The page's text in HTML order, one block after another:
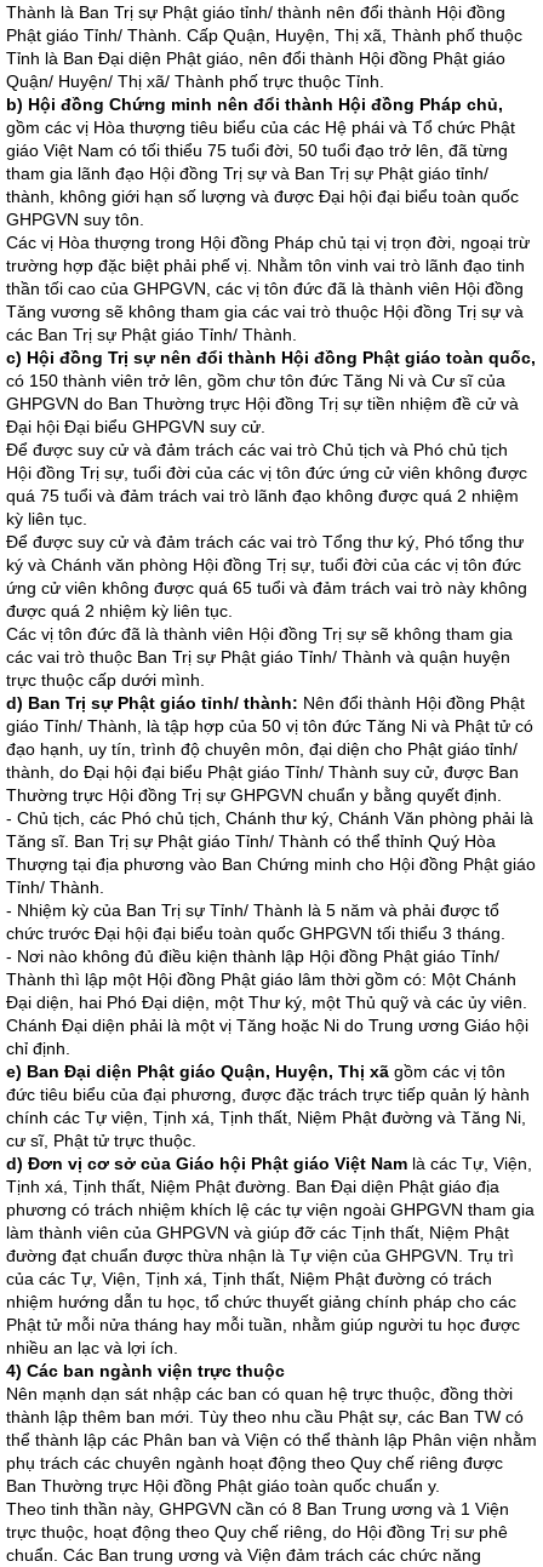
Thành là Ban Trị sự Phật giáo tỉnh/ thành nên đổi thành Hội đồng
Phật giáo Tỉnh/ Thành. Cấp Quận, Huyện, Thị xã, Thành phố thuộc
Tỉnh là Ban Đại diện Phật giáo, nên đổi thành Hội đồng Phật giáo
Quận/ Huyện/ Thị xã/ Thành phố trực thuộc Tỉnh.
b) Hội đồng Chứng minh nên đổi thành Hội đồng Pháp chủ,
gồm các vị Hòa thượng tiêu biểu của các Hệ phái và Tổ chức Phật
giáo Việt Nam có tối thiểu 75 tuổi đời, 50 tuổi đạo trở lên, đã từng
tham gia lãnh đạo Hội đồng Trị sự và Ban Trị sự Phật giáo tỉnh/
thành, không giới hạn số lượng và được Đại hội đại biểu toàn quốc
GHPGVN suy tôn.
Các vị Hòa thượng trong Hội đồng Pháp chủ tại vị trọn đời, ngoại trừ
trường hợp đặc biệt phải phế vị. Nhằm tôn vinh vai trò lãnh đạo tinh
thần tối cao của GHPGVN, các vị tôn đức đã là thành viên Hội đồng
Tăng vương sẽ không tham gia các vai trò thuộc Hội đồng Trị sự và
các Ban Trị sự Phật giáo Tỉnh/ Thành.
c) Hội đồng Trị sự nên đổi thành Hội đồng Phật giáo toàn quốc,
có 150 thành viên trở lên, gồm chư tôn đức Tăng Ni và Cư sĩ của
GHPGVN do Ban Thường trực Hội đồng Trị sự tiền nhiệm đề cử và
Đại hội Đại biểu GHPGVN suy cử.
Để được suy cử và đảm trách các vai trò Chủ tịch và Phó chủ tịch
Hội đồng Trị sự, tuổi đời của các vị tôn đức ứng cử viên không được
quá 75 tuổi và đảm trách vai trò lãnh đạo không được quá 2 nhiệm
kỳ liên tục.
Để được suy cử và đảm trách các vai trò Tổng thư ký, Phó tổng thư
ký và Chánh văn phòng Hội đồng Trị sự, tuổi đời của các vị tôn đức
ứng cử viên không được quá 65 tuổi và đảm trách vai trò này không
được quá 2 nhiệm kỳ liên tục.
Các vị tôn đức đã là thành viên Hội đồng Trị sự sẽ không tham gia
các vai trò thuộc Ban Trị sự Phật giáo Tỉnh/ Thành và quận huyện
trực thuộc cấp dưới mình.
d) Ban Trị sự Phật giáo tỉnh/ thành: Nên đổi thành Hội đồng Phật
giáo Tỉnh/ Thành, là tập hợp của 50 vị tôn đức Tăng Ni và Phật tử có
đạo hạnh, uy tín, trình độ chuyên môn, đại diện cho Phật giáo tỉnh/
thành, do Đại hội đại biểu Phật giáo Tỉnh/ Thành suy cử, được Ban
Thường trực Hội đồng Trị sự GHPGVN chuẩn y bằng quyết định.
- Chủ tịch, các Phó chủ tịch, Chánh thư ký, Chánh Văn phòng phải là
Tăng sĩ. Ban Trị sự Phật giáo Tỉnh/ Thành có thể thỉnh Quý Hòa
Thượng tại địa phương vào Ban Chứng minh cho Hội đồng Phật giáo
Tỉnh/ Thành.
- Nhiệm kỳ của Ban Trị sự Tỉnh/ Thành là 5 năm và phải được tổ
chức trước Đại hội đại biểu toàn quốc GHPGVN tối thiểu 3 tháng.
- Nơi nào không đủ điều kiện thành lập Hội đồng Phật giáo Tỉnh/
Thành thì lập một Hội đồng Phật giáo lâm thời gồm có: Một Chánh
Đại diện, hai Phó Đại diện, một Thư ký, một Thủ quỹ và các ủy viên.
Chánh Đại diện phải là một vị Tăng hoặc Ni do Trung ương Giáo hội
chỉ định.
e) Ban Đại diện Phật giáo Quận, Huyện, Thị xã gồm các vị tôn
đức tiêu biểu của đại phương, được đặc trách trực tiếp quản lý hành
chính các Tự viện, Tịnh xá, Tịnh thất, Niệm Phật đường và Tăng Ni,
cư sĩ, Phật tử trực thuộc.
d) Đơn vị cơ sở của Giáo hội Phật giáo Việt Nam là các Tự, Viện,
Tịnh xá, Tịnh thất, Niệm Phật đường. Ban Đại diện Phật giáo địa
phương có trách nhiệm khích lệ các tự viện ngoài GHPGVN tham gia
làm thành viên của GHPGVN và giúp đỡ các Tịnh thất, Niệm Phật
đường đạt chuẩn được thừa nhận là Tự viện của GHPGVN. Trụ trì
của các Tự, Viện, Tịnh xá, Tịnh thất, Niệm Phật đường có trách
nhiệm hướng dẫn tu học, tổ chức thuyết giảng chính pháp cho các
Phật tử mỗi nửa tháng hay mỗi tuần, nhằm giúp người tu học được
nhiều an lạc và lợi ích.
4) Các ban ngành viện trực thuộc
Nên mạnh dạn sát nhập các ban có quan hệ trực thuộc, đồng thời
thành lập thêm ban mới. Tùy theo nhu cầu Phật sự, các Ban TW có
thể thành lập các Phân ban và Viện có thể thành lập Phân viện nhằm
phụ trách các chuyên ngành hoạt động theo Quy chế riêng được
Ban Thường trực Hội đồng Phật giáo toàn quốc chuẩn y.
Theo tinh thần này, GHPGVN cần có 8 Ban Trung ương và 1 Viện
trực thuộc, hoạt động theo Quy chế riêng, do Hội đồng Trị sư phê
chuẩn. Các Ban trung ương và Viện đảm trách các chức năng